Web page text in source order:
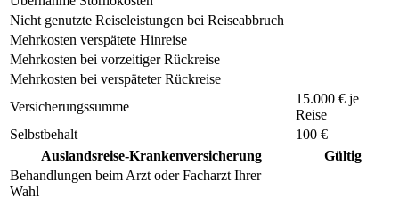
Nicht genutzte Reiseleistungen bei Reiseabbruch
Mehrkosten verspätete Hinreise
Mehrkosten bei vorzeitiger Rückreise
Mehrkosten bei verspäteter Rückreise
Versicherungssumme
15.000 € je
Reise
Selbstbehalt
100 €
Auslandsreise-Krankenversicherung
Gültig
Behandlungen beim Arzt oder Facharzt Ihrer
Wahl